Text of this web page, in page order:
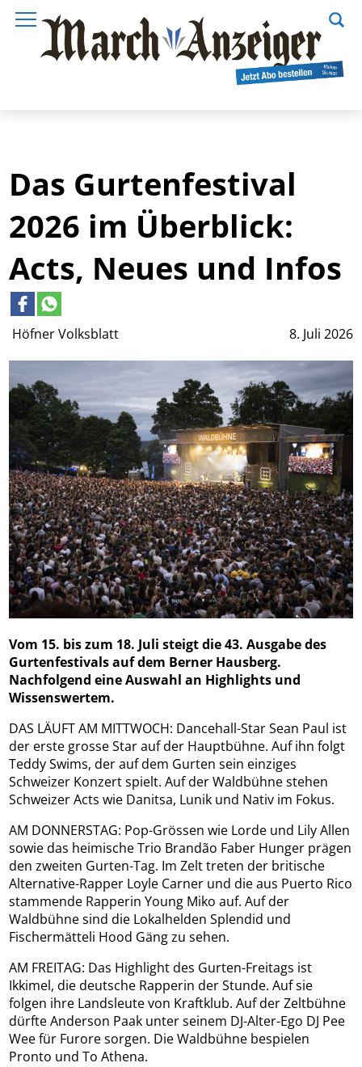
Höfner Volksblatt 8. Juli 2026
Das Gurtenfestival
2026 im Überblick:
Acts, Neues und Infos
Vom 15. bis zum 18. Juli steigt die 43. Ausgabe des
Gurtenfestivals auf dem Berner Hausberg.
Nachfolgend eine Auswahl an Highlights und
Wissenswertem.
DAS LÄUFT AM MITTWOCH: Dancehall-Star Sean Paul ist
der erste grosse Star auf der Hauptbühne. Auf ihn folgt
Teddy Swims, der auf dem Gurten sein einziges
Schweizer Konzert spielt. Auf der Waldbühne stehen
Schweizer Acts wie Danitsa, Lunik und Nativ im Fokus.
AM DONNERSTAG: Pop-Grössen wie Lorde und Lily Allen
sowie das heimische Trio Brandão Faber Hunger prägen
den zweiten Gurten-Tag. Im Zelt treten der britische
Alternative-Rapper Loyle Carner und die aus Puerto Rico
stammende Rapperin Young Miko auf. Auf der
Waldbühne sind die Lokalhelden Splendid und
Fischermätteli Hood Gäng zu sehen.
AM FREITAG: Das Highlight des Gurten-Freitags ist
Ikkimel, die deutsche Rapperin der Stunde. Auf sie
folgen ihre Landsleute von Kraftklub. Auf der Zeltbühne
dürfte Anderson Paak unter seinem DJ-Alter-Ego DJ Pee
Wee für Furore sorgen. Die Waldbühne bespielen
Pronto und To Athena.